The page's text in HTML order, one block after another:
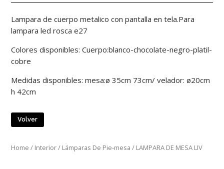
Lampara de cuerpo metalico con pantalla en tela.Para
lampara led rosca e27
Colores disponibles: Cuerpo:blanco-chocolate-negro-platil-
cobre
Medidas disponibles: mesa:ø 35cm 73cm/ velador: ø20cm
h 42cm
Volver
Home / Interior/ Lámparas De Pie-mesa / LAMPARA DE MESA LIV